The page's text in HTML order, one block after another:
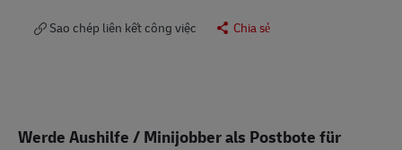
Sao chép liên kết công việc Chia sẻ
Werde Aushilfe / Minijobber als Postbote für